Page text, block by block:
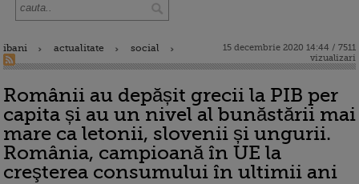
ibani actualitate social
15 decembrie 2020 14:44 / 7511
vizualizari
Românii au depășit grecii la PIB per
capita și au un nivel al bunăstării mai
mare ca letonii, slovenii și ungurii.
România, campioană în UE la
creşterea consumului în ultimii ani